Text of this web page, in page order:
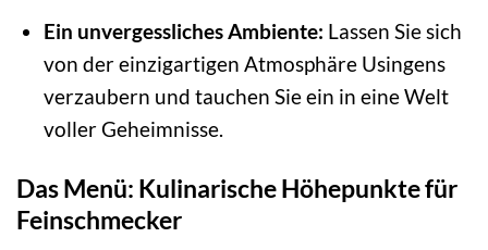
Ein unvergessliches Ambiente: Lassen Sie sich
von der einzigartigen Atmosphäre Usingens
verzaubern und tauchen Sie ein in eine Welt
voller Geheimnisse.
Das Menü: Kulinarische Höhepunkte für
Feinschmecker